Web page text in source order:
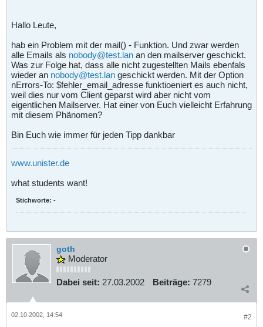
Hallo Leute,
hab ein Problem mit der mail() - Funktion. Und zwar werden
alle Emails als nobody@test.lan an den mailserver geschickt.
Was zur Folge hat, dass alle nicht zugestellten Mails ebenfals
wieder an nobody@test.lan geschickt werden. Mit der Option
nErrors-To: $fehler_email_adresse funktioeniert es auch nicht,
weil dies nur vom Client geparst wird aber nicht vom
eigentlichen Mailserver. Hat einer von Euch vielleicht Erfahrung
mit diesem Phänomen?
Bin Euch wie immer für jeden Tipp dankbar
www.unister.de
what students want!
Stichworte: -
goth
Moderator
Dabei seit: 27.03.2002 Beiträge: 7279
#2
02.10.2002, 14:54